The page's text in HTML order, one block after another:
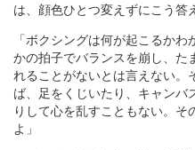
は、顔色ひとつ変えずにこう答
「ボクシングは何が起こるか
かの拍子でバランスを崩し、た
れることがないとは言えない。
ば、足をくじいたり、キャンバ
りして心を乱すこともない。
よ」